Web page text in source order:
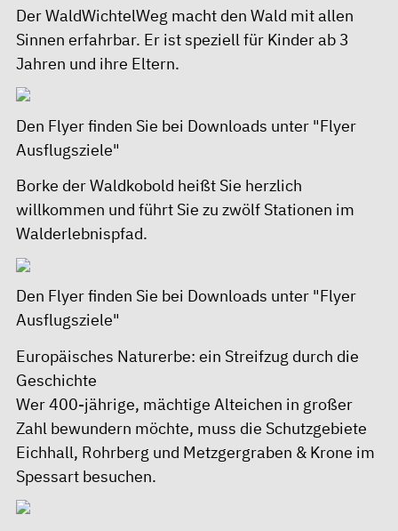
Der WaldWichtelWeg macht den Wald mit allen
Sinnen erfahrbar. Er ist speziell für Kinder ab 3
Jahren und ihre Eltern.
Den Flyer finden Sie bei Downloads unter "Flyer
Ausflugsziele"
Borke der Waldkobold heißt Sie herzlich
willkommen und führt Sie zu zwölf Stationen im
Walderlebnispfad.
Den Flyer finden Sie bei Downloads unter "Flyer
Ausflugsziele"
Europäisches Naturerbe: ein Streifzug durch die
Geschichte
Wer 400-jährige, mächtige Alteichen in großer
Zahl bewundern möchte, muss die Schutzgebiete
Eichhall, Rohrberg und Metzgergraben & Krone im
Spessart besuchen.